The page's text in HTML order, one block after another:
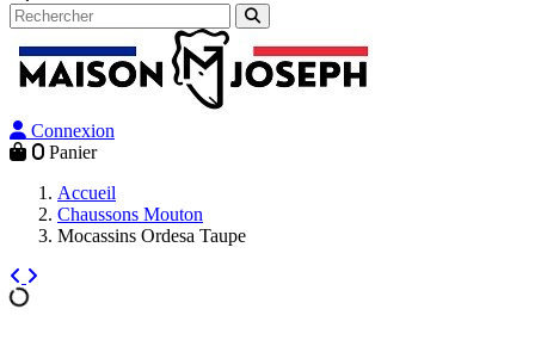
Connexion
0 Panier
Accueil
Chaussons Mouton
Mocassins Ordesa Taupe